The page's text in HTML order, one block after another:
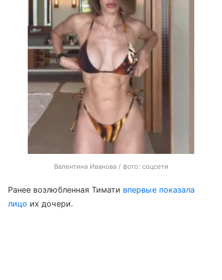
Валентина Иванова / фото: соцсети
Ранее возлюбленная Тимати впервые показала
лицо их дочери.